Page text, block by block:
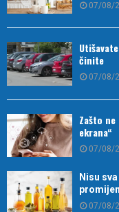
07/08/
činite
07/08/
Zašto
ekrana“
07/08/
Nisu
07/08/